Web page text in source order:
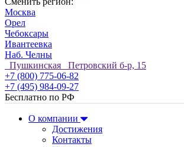
Москва
Орел
Чебоксары
Ивантеевка
Наб. Челны
Пушкинская Петровский б-р, 15
+7 (800) 775-06-82
+7 (495) 984-09-27
Бесплатно по РФ
О компании
Достижения
Контакты